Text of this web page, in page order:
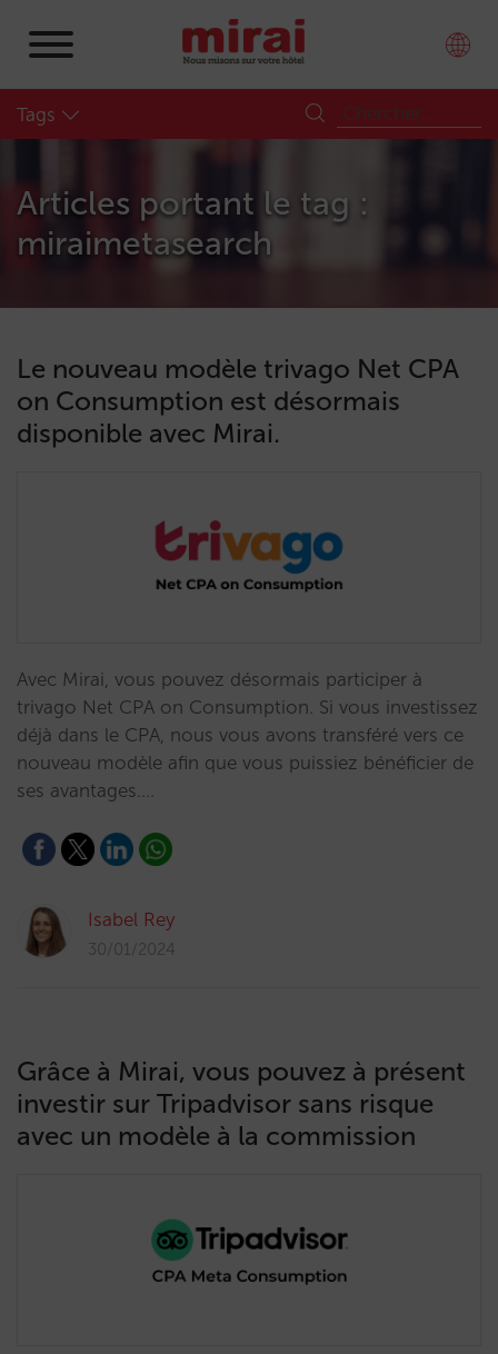
Tags
Articles portant le tag :
miraimetasearch
Le nouveau modèle trivago Net CPA
on Consumption est désormais
disponible avec Mirai.
Avec Mirai, vous pouvez désormais participer à
trivago Net CPA on Consumption. Si vous investissez
déjà dans le CPA, nous vous avons transféré vers ce
nouveau modèle afin que vous puissiez bénéficier de
ses avantages.…
Isabel Rey
30/01/2024
Grâce à Mirai, vous pouvez à présent
investir sur Tripadvisor sans risque
avec un modèle à la commission